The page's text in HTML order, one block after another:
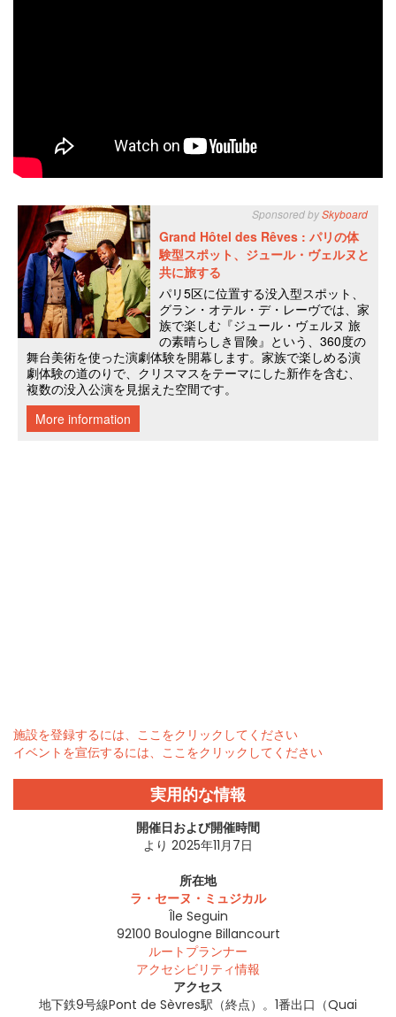
施設を登録するには、ここをクリックしてください
イベントを宣伝するには、ここをクリックしてください
実用的な情報
開催日および開催時間
より 2025年11月7日
所在地
ラ・セーヌ・ミュジカル
Île Seguin
92100 Boulogne Billancourt
ルートプランナー
アクセシビリティ情報
アクセス
地下鉄9号線Pont de Sèvres駅（終点）。1番出口（Quai